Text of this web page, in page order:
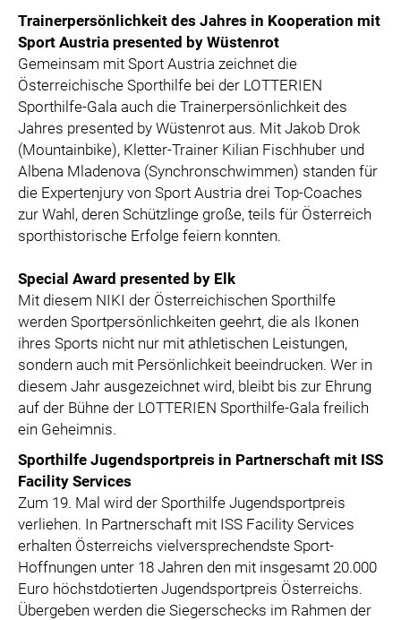
Trainerpersönlichkeit des Jahres in Kooperation mit
Sport Austria presented by Wüstenrot
Gemeinsam mit Sport Austria zeichnet die
Österreichische Sporthilfe bei der LOTTERIEN
Sporthilfe-Gala auch die Trainerpersönlichkeit des
Jahres presented by Wüstenrot aus. Mit Jakob Drok
(Mountainbike), Kletter-Trainer Kilian Fischhuber und
Albena Mladenova (Synchronschwimmen) standen für
die Expertenjury von Sport Austria drei Top-Coaches
zur Wahl, deren Schützlinge große, teils für Österreich
sporthistorische Erfolge feiern konnten.
Special Award presented by Elk
Mit diesem NIKI der Österreichischen Sporthilfe
werden Sportpersönlichkeiten geehrt, die als Ikonen
ihres Sports nicht nur mit athletischen Leistungen,
sondern auch mit Persönlichkeit beeindrucken. Wer in
diesem Jahr ausgezeichnet wird, bleibt bis zur Ehrung
auf der Bühne der LOTTERIEN Sporthilfe-Gala freilich
ein Geheimnis.
Sporthilfe Jugendsportpreis in Partnerschaft mit ISS
Facility Services
Zum 19. Mal wird der Sporthilfe Jugendsportpreis
verliehen. In Partnerschaft mit ISS Facility Services
erhalten Österreichs vielversprechendste Sport-
Hoffnungen unter 18 Jahren den mit insgesamt 20.000
Euro höchstdotierten Jugendsportpreis Österreichs.
Übergeben werden die Siegerschecks im Rahmen der